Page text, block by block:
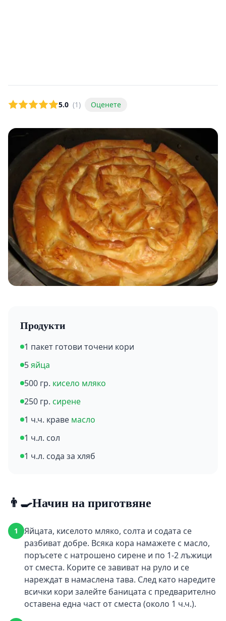
5.0 (1) Оценете
Продукти
1 пакет готови точени кори
5яйца
500 гр. кисело мляко
250 гр. сирене
1 ч.ч. краве масло
1 ч.л. сол
1 ч.л. сода за хляб
👨‍🍳Начин на приготвяне
1
Яйцата, киселото мляко, солта и содата се
разбиват добре. Всяка кора намажете с масло,
поръсете с натрошено сирене и по 1-2 лъжици
от сместа. Корите се завиват на руло и се
нареждат в намаслена тава. След като наредите
всички кори залейте баницата с предварително
оставена една част от сместа (около 1 ч.ч.).